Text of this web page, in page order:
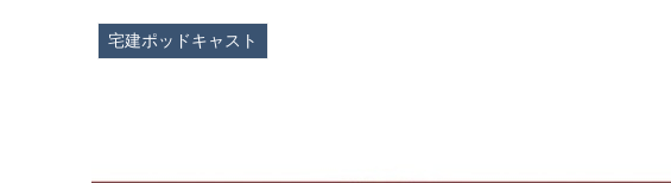
宅建ポッドキャスト